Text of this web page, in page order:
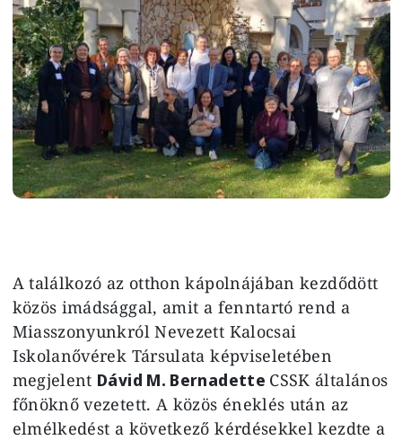
A találkozó az otthon kápolnájában kezdődött
közös imádsággal, amit a fenntartó rend a
Miasszonyunkról Nevezett Kalocsai
Iskolanővérek Társulata képviseletében
megjelent Dávid M. Bernadette CSSK általános
főnöknő vezetett. A közös éneklés után az
elmélkedést a következő kérdésekkel kezdte a